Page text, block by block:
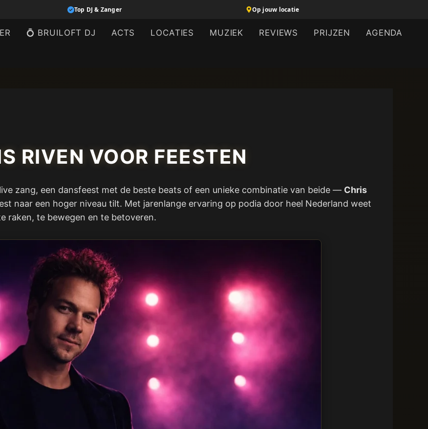
Top DJ & Zanger Op jouw locatie
💍 BRUILOFT DJ ACTS LOCATIES MUZIEK REVIEWS PRIJZEN AGENDA
RIVEN VOOR FEESTEN
zang, een dansfeest met de beste beats of een unieke combinatie van beide — Chris
naar een hoger niveau tilt. Met jarenlange ervaring op podia door heel Nederland weet
raken, te bewegen en te betoveren.